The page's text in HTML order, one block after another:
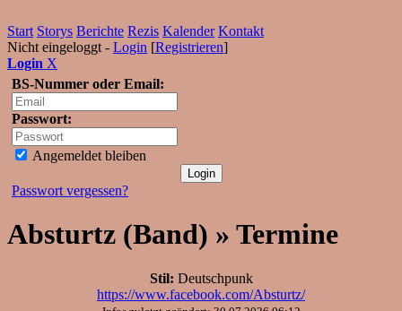
Start Storys Berichte Rezis Kalender Kontakt
Nicht eingeloggt - Login [Registrieren]
Login X
BS-Nummer oder Email:
Passwort:
Angemeldet bleiben
Passwort vergessen?
Absturtz (Band) » Termine
Stil: Deutschpunk
https://www.facebook.com/Absturtz/